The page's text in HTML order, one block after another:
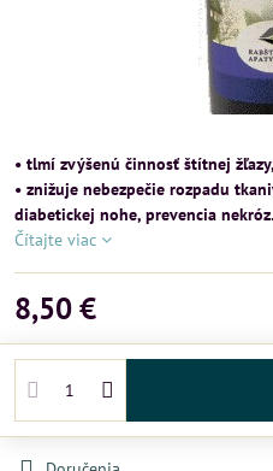
• tlmí zvýšenú činnosť štítnej žľazy,
• znižuje nebezpečie rozpadu
diabetickej nohe, prevencia nekróz.
Čítajte viac
8,50 €